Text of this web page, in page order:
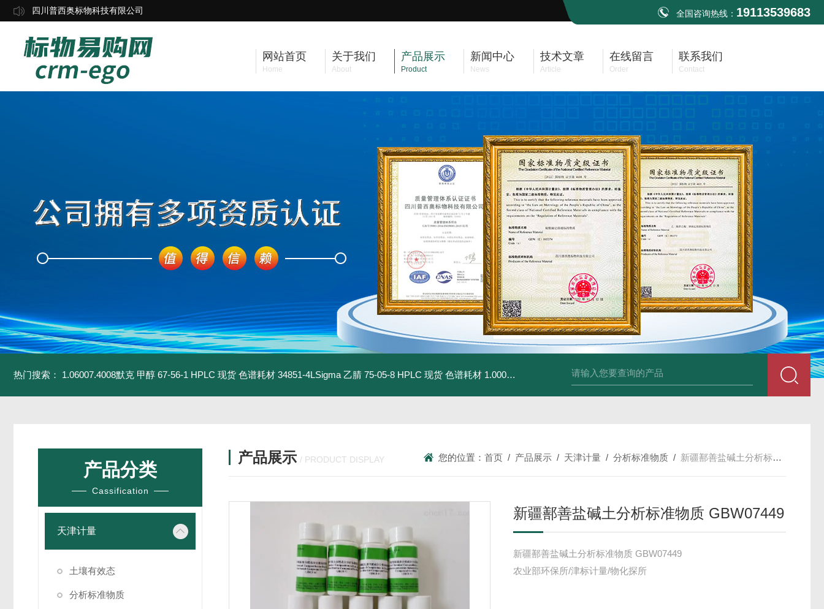
四川普西奥标物科技有限公司 全国咨询热线： 19113539683
网站首页
Home
关于我们
About
产品展示
Product
新闻中心
News
技术文章
Article
在线留言
Order
联系我们
Contact
热门搜索： 1.06007.4008默克 甲醇 67-56-1 HPLC 现货 色谱耗材 34851-4LSigma 乙腈 75-05-8 HPLC 现货 色谱耗材 1.00030.4008默克 乙腈 75-05-8 HPLC 现货 色谱耗材 34860-4L-Rsigma 甲醇 67-
产品分类
Cassification
天津计量
土壤有效态
分析标准物质
产品展示 / PRODUCT DISPLAY 您的位置：首页 / 产品展示 / 天津计量 /分析标准物质 / 新疆鄯善盐碱土分析标准物质 GBW07449
新疆鄯善盐碱土分析标准物质 GBW07449
新疆鄯善盐碱土分析标准物质 GBW07449
农业部环保所/津标计量/物化探所